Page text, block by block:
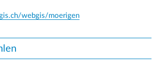
webgis/moerigen